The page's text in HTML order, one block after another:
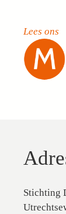
Lees ons
Stichting